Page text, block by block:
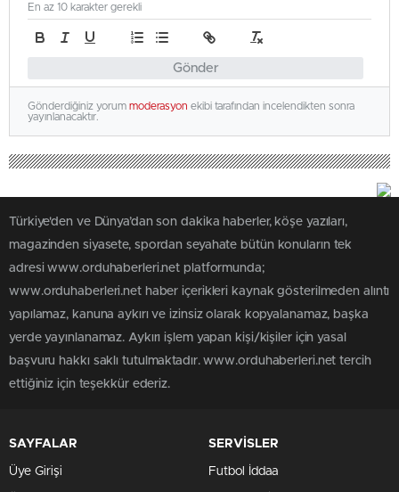
Gönder
En az 10 karakter gerekli
Gönderdiğiniz yorum moderasyon ekibi tarafından incelendikten sonra
yayınlanacaktır.
Türkiye'den ve Dünya’dan son dakika haberler, köşe yazıları,
magazinden siyasete, spordan seyahate bütün konuların tek
adresi www.orduhaberleri.net platformunda;
www.orduhaberleri.net haber içerikleri kaynak gösterilmeden alıntı
yapılamaz, kanuna aykırı ve izinsiz olarak kopyalanamaz, başka
yerde yayınlanamaz. Aykırı işlem yapan kişi/kişiler için yasal
başvuru hakkı saklı tutulmaktadır. www.orduhaberleri.net tercih
ettiğiniz için teşekkür ederiz.
SAYFALAR
Üye Girişi
SERVİSLER
Futbol İddaa